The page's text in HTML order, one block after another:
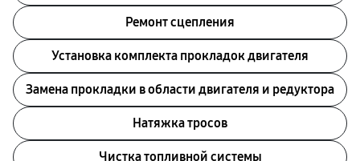
Ремонт сцепления
Установка комплекта прокладок двигателя
Замена прокладки в области двигателя и редуктора
Натяжка тросов
Чистка топливной системы